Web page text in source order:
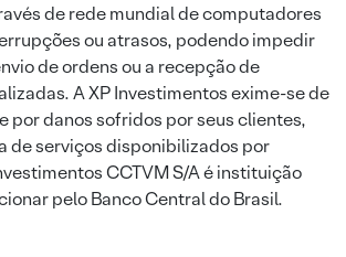
de rede mundial de computadores
ou atrasos, podendo impedir
de ordens ou a recepção de
A XP Investimentos exime-se de
por danos sofridos por seus clientes,
de serviços disponibilizados por
CCTVM S/A é instituição
pelo Banco Central do Brasil.